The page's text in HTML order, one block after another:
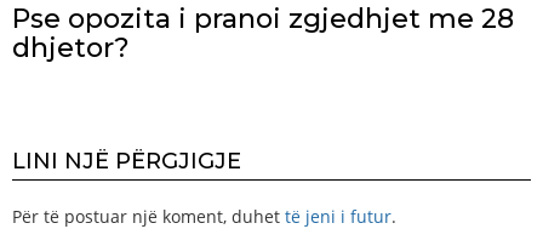
Pse opozita i pranoi zgjedhjet me 28
dhjetor?
LINI NJË PËRGJIGJE
Për të postuar një koment, duhet të jeni i futur.